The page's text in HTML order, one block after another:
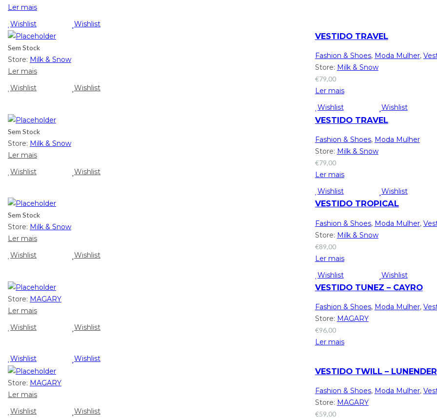
Ler mais
Wishlist
Wishlist
Sem Stock
Store: Milk & Snow
Ler mais
Wishlist
Wishlist
VESTIDO TRAVEL
Fashion & Shoes, Moda Mulher,
Store: Milk & Snow
€79,00
Ler mais
Wishlist
Wishlist
Sem Stock
Store: Milk & Snow
Ler mais
Wishlist
Wishlist
VESTIDO TRAVEL
Fashion & Shoes, Moda Mulher
Store: Milk & Snow
€79,00
Ler mais
Wishlist
Wishlist
Sem Stock
Store: Milk & Snow
Ler mais
Wishlist
Wishlist
VESTIDO TROPICAL
Fashion & Shoes, Moda Mulher,
Store: Milk & Snow
€89,00
Ler mais
Wishlist
Wishlist
Store: MAGARY
Ler mais
Wishlist
Wishlist
VESTIDO TUNEZ – CAYRO
Fashion & Shoes, Moda Mulher,
Store: MAGARY
€96,00
Ler mais
Wishlist
Wishlist
Store: MAGARY
Ler mais
Wishlist
Wishlist
VESTIDO TWILL – LUNENDER
Fashion & Shoes, Moda Mulher,
Store: MAGARY
€59,00